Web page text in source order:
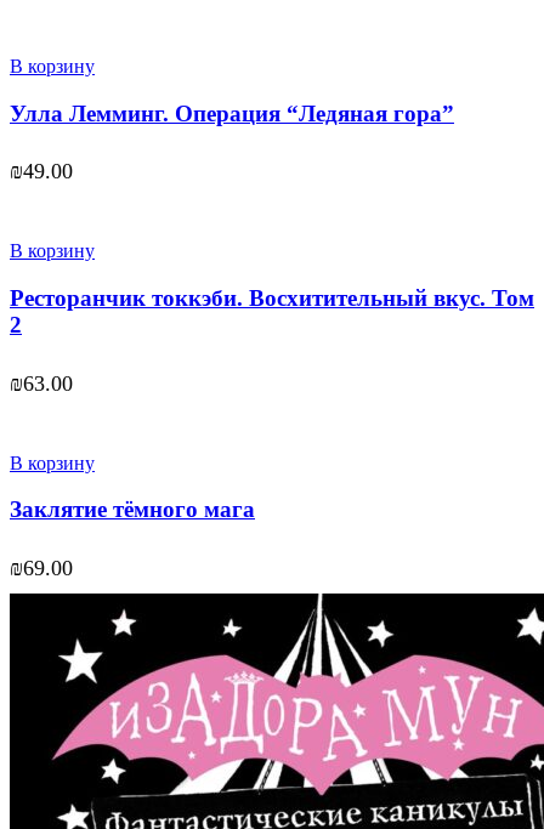
В корзину
Улла Лемминг. Операция “Ледяная гора”
₪49.00
В корзину
Ресторанчик токкэби. Восхитительный вкус. Том
2
₪63.00
В корзину
Заклятие тёмного мага
₪69.00